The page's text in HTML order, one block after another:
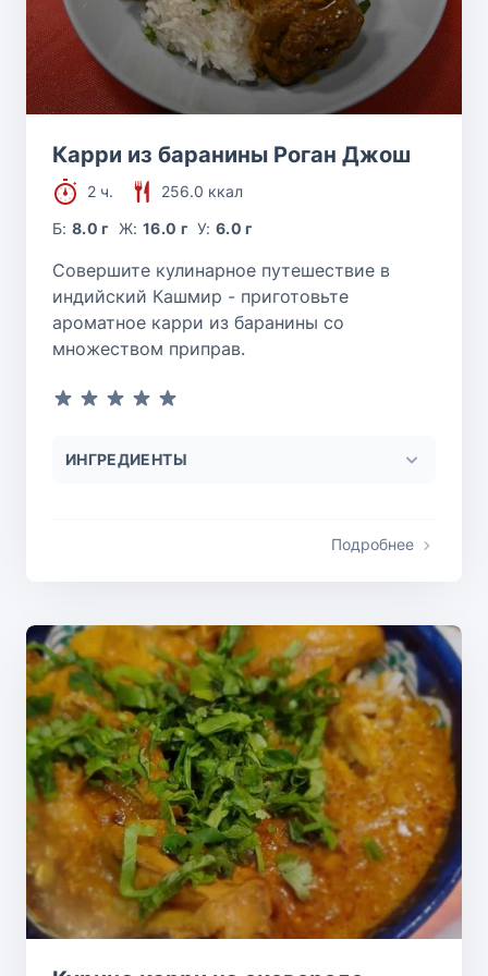
Карри из баранины Роган Джош
2 ч.
256.0 ккал
Б:8.0 г Ж: 16.0 г У:6.0 г
Совершите кулинарное путешествие в
индийский Кашмир - приготовьте
ароматное карри из баранины со
множеством приправ.
ИНГРЕДИЕНТЫ
Подробнее